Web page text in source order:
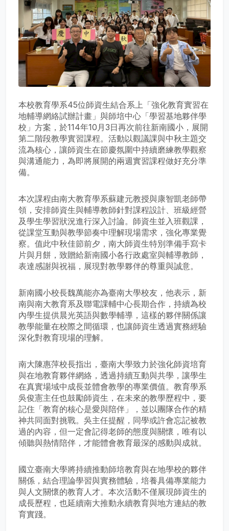
本校教育學系45位師資生結合系上「強化教育實習在
地輔導網絡試辦計畫」與師培中心「學習基地夥伴學
校」方案，於114年10月3日再次前往新南國小，展開
第二階段教學實習課程。活動以觀議課與中秋主題交
流為核心，讓師資生在節慶氛圍中持續磨練教學觀察
與溝通能力，為即將展開的兩週實習課程做好充分準
備。
本次課程由南大教育學系蘇建元教授與康智凱老師帶
領，安排師資生與輔導教師針對課程設計、班級經營
及學生學習狀況進行深入討論。師資生並入班觀課，
從課堂互動與教學節奏中理解現場需求，強化專業覺
察。值此中秋佳節前夕，南大師資生特別準備手寫卡
片與月餅，致贈給新南國小各行政處室與輔導教師，
表達感謝與祝福，展現對教學夥伴的尊重與誠意。
新南國小校長魏萬能亦為臺南大學校友，他表示，新
南與南大教育系及聯電課輔中心長期合作，持續為校
內學生提供晨光英語與數學輔導，這樣的夥伴關係讓
教學能量在校際之間循環，也讓師資生透過實務經驗
深化對教育現場的理解。
南大陳惠萍校長指出，臺南大學致力於強化師資培育
與在地教育夥伴網絡，透過持續互動與共學，讓學生
在真實場域中成長並體會教學的專業價值。教育學系
吳俊憲主任也鼓勵師資生，在未來的教學歷程中，要
記住「教育的核心是愛與陪伴」，並以團隊合作的精
神共同面對挑戰。吳主任提醒，同學或許會忘記被教
過的內容，但一定會記得老師的態度與關懷，唯有以
傾聽與熱情陪伴，才能體會教育最深的感動與成就。
國立臺南大學將持續推動師培教育與在地學校的夥伴
關係，結合理論學習與實務體驗，培養具備專業能力
與人文關懷的教育人才。本次活動不僅展現師資生的
成長歷程，也延續南大推動永續教育與地方連結的教
育實踐。